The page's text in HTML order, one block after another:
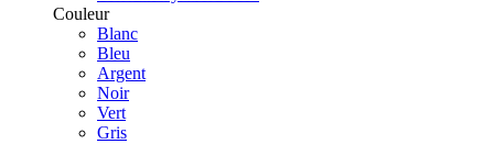
Couleur
Blanc
Bleu
Argent
Noir
Vert
Gris